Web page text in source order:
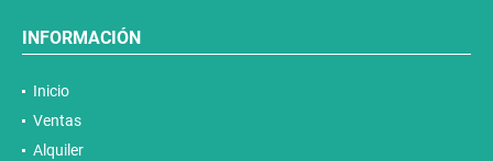
INFORMACIÓN
Inicio
Ventas
Alquiler